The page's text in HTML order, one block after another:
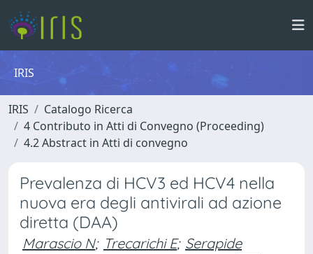
IRIS
IRIS
Catalogo Ricerca
4 Contributo in Atti di Convegno (Proceeding)
4.2 Abstract in Atti di convegno
Prevalenza di HCV3 ed HCV4 nella
nuova era degli antivirali ad azione
diretta (DAA)
Marascio N; Trecarichi E; Serapide